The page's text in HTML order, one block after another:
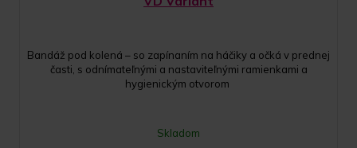
Bandáž pod kolená – so zapínaním na háčiky a očká v prednej
časti, s odnímateľnými a nastaviteľnými ramienkami a
hygienickým otvorom
Skladom